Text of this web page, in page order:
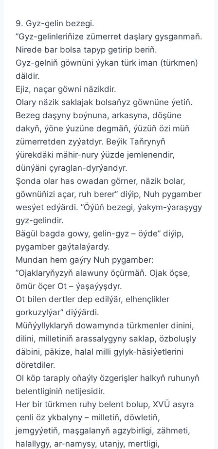
9. Gyz-gelin bezegi.
”Gyz-gelinleriňize zümerret daşlary gysganmaň.
Nirede bar bolsa tapyp getirip beriň.
Gyz-gelniň göwnüni ýykan türk iman (türkmen)
däldir.
Ejiz, naçar göwni näzikdir.
Olary näzik saklajak bolsaňyz göwnüne ýetiň.
Bezeg daşyny boýnuna, arkasyna, döşüne
dakyň, ýöne ýuzüne degmäň, ýüzüň özi müň
zümerretden zyýatdyr. Beýik Taňrynyň
ýürekdäki mähir-nury ýüzde jemlenendir,
dünýäni çyraglan-dyrýandyr.
Şonda olar has owadan görner, näzik bolar,
göwnüňizi açar, ruh berer” diýip, Nuh pygamber
wesýet edýärdi. ”Öýüň bezegi, ýakym-ýaraşygy
gyz-gelindir.
Bägül bagda gowy, gelin-gyz – öýde” diýip,
pygamber gaýtalaýardy.
Mundan hem gaýry Nuh pygamber:
”Ojaklaryňyzyň alawuny öçürmäň. Ojak öçse,
ömür öçer Ot – ýaşaýyşdyr.
Ot bilen dertler dep edilýär, elhençlikler
gorkuzylýar” diýýärdi.
Müňýyllyklaryň dowamynda türkmenler dinini,
dilini, milletiniň arassalygyny saklap, özboluşly
däbini, päkize, halal milli gylyk-häsiýetlerini
döretdiler.
Ol köp taraply oňaýly özgerişler halkyň ruhunyň
belentliginiň netijesidir.
Her bir türkmen ruhy belent bolup, XVÜ asyra
çenli öz ykbalyny – milletiň, döwletiň,
jemgyýetiň, maşgalanyň agzybirligi, zähmeti,
halallygy, ar-namysy, utanjy, mertligi,